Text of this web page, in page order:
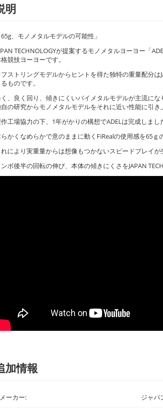
明
65g、モノメタルモデルの可能性」
TECHNOLOGYが提案するモノメタルヨーヨー「
競技ヨーヨーです。
ストリングモデルからヒントを得た独特の重量配分は
ものです。
、良く回り、傾きにくいバイメタルモデルが主流にな
の研究からモノメタルモデルをそれに近い性能に引
工場協力の下、1年がかりの構想でADELは完成しまし
かくなめらかで意のままに動くFiRealの使用感を65ｇ
により実重量からは想像もつかないスピードプレイが
ンボ後半の回転の伸び、本体の傾きにくさをJAPAN
加情報
メーカー: ジャパ